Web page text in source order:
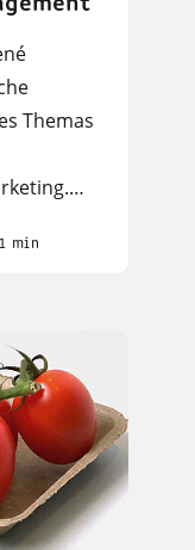
Themas
min